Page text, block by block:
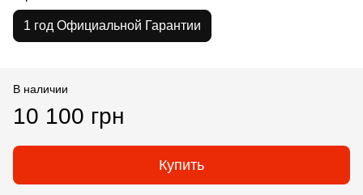
1 год Официальной Гарантии
В наличии
10 100 грн
Купить